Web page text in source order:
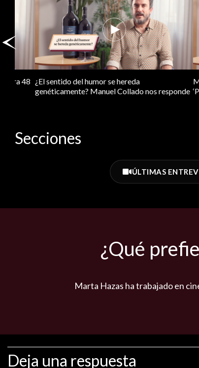
Manuel Collado sorprende a sus invitados con
su receta de…
¿Hay
Secciones
ÚLTIMAS
¿Qué
Marta Hazas ha trabajado en
Deja una respuesta